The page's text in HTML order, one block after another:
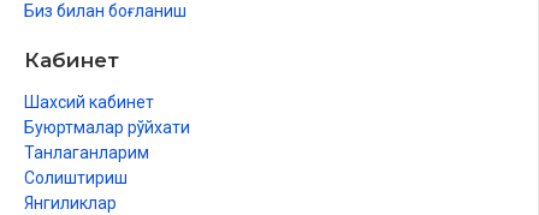
Биз билан боғланиш
Кабинет
Шахсий кабинет
Буюртмалар рўйхати
Танлаганларим
Солиштириш
Янгиликлар